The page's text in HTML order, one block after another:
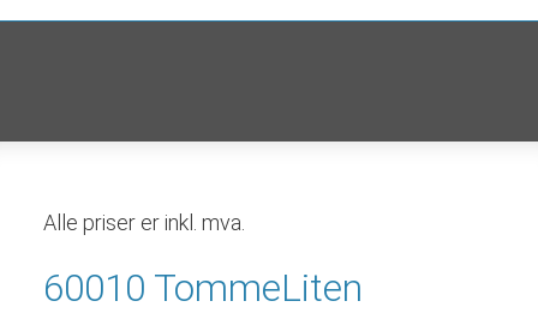
Alle priser er inkl. mva.
60010 TommeLiten